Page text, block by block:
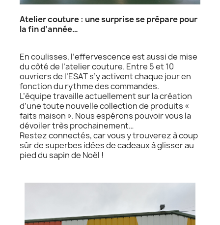
Atelier couture : une surprise se prépare pour
la fin d’année…
En coulisses, l’effervescence est aussi de mise
du côté de l’atelier couture. Entre 5 et 10
ouvriers de l’ESAT s’y activent chaque jour en
fonction du rythme des commandes.
L’équipe travaille actuellement sur la création
d’une toute nouvelle collection de produits «
faits maison ». Nous espérons pouvoir vous la
dévoiler très prochainement…
Restez connectés, car vous y trouverez à coup
sûr de superbes idées de cadeaux à glisser au
pied du sapin de Noël !